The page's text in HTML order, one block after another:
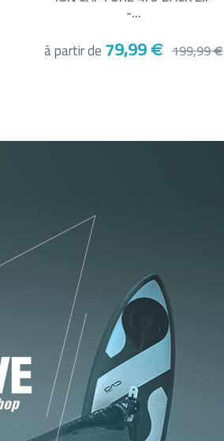
-...
à partir de79,99 € 199,99€